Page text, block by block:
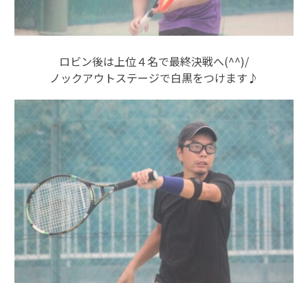
ロビン後は上位４名で最終決戦へ(^^)/
ノックアウトステージで白黒をつけます♪